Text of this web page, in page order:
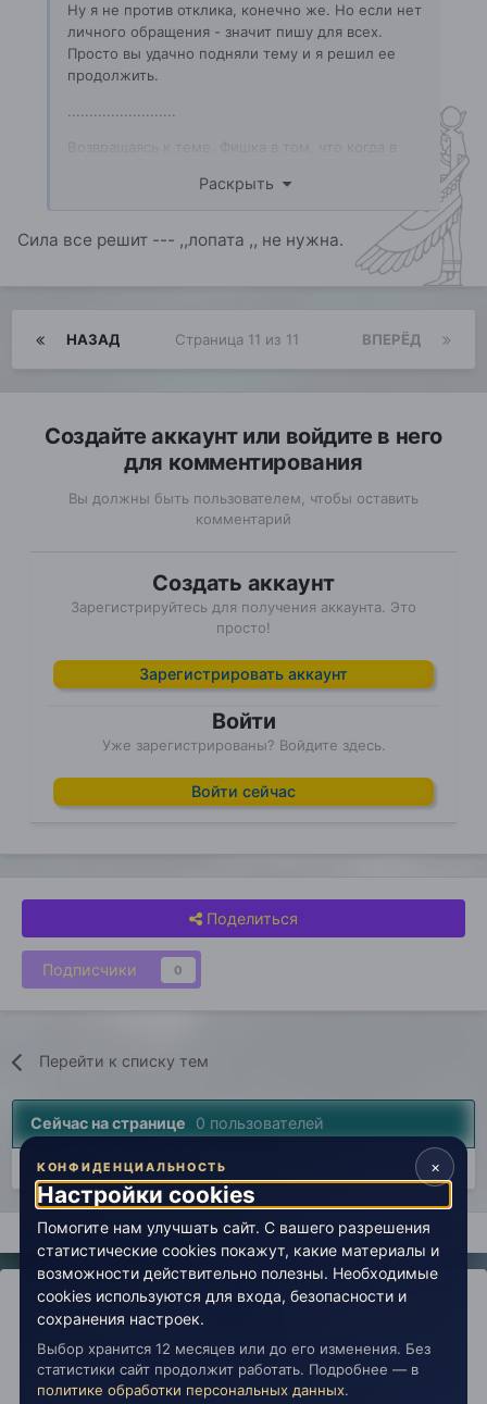
Ну я не против отклика, конечно же. Но если нет
личного обращения - значит пишу для всех.
Просто вы удачно подняли тему и я решил ее
продолжить.
.........................
изначальное, особенно божественное, то
запускается процесс разгребания всего
остального для проявления этого изначального
Посему, просветление в моей интерпретации
эффективно. Другое дело, что в состоянии
Раскрыть
Сила все решит --- ,,лопата ,, не нужна.
НАЗАД ВПЕРЁД
Страница 11 из 11
Создайте аккаунт или войдите в него
для комментирования
Вы должны быть пользователем, чтобы оставить
комментарий
Создать аккаунт
Зарегистрируйтесь для получения аккаунта. Это
просто!
Зарегистрировать аккаунт
Войти
Уже зарегистрированы? Войдите здесь.
Войти сейчас
Поделиться
Подписчики 0
Перейти к списку тем
Сейчас на странице 0 пользователей
Нет пользователей, просматривающих эту страницу.
Главная Вселенная Живой Эзотерики Философия, религия,
IPS ThemebyIPSFocus
Политика конфиденциальности
Обратная связь
Настройки cookies
copyright © 2026 Живая Эзотерика
×
КОНФИДЕНЦИАЛЬНОСТЬ
Настройки cookies
Помогите нам улучшать сайт. С вашего разрешения
статистические cookies покажут, какие материалы и
возможности действительно полезны. Необходимые
cookies используются для входа, безопасности и
сохранения настроек.
Выбор хранится 12 месяцев или до его изменения. Без
статистики сайт продолжит работать. Подробнее — в
политике обработки персональных данных.